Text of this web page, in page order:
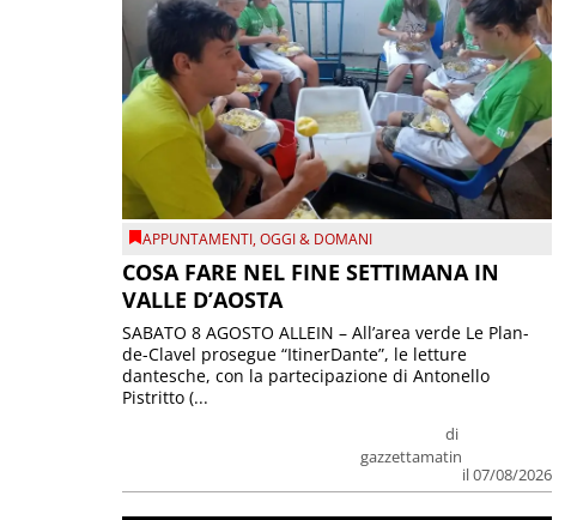
APPUNTAMENTI,OGGI & DOMANI
COSA FARE NEL FINE SETTIMANA IN
VALLE D’AOSTA
di
gazzettamatin
il 07/08/2026
SABATO 8 AGOSTO ALLEIN – All’area verde Le Plan-
de-Clavel prosegue “ItinerDante”, le letture
dantesche, con la partecipazione di Antonello
Pistritto (...